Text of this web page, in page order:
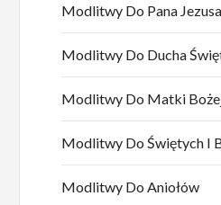
Modlitwy Do Pana Jezusa
Modlitwy Do Ducha
Modlitwy Do Matki
Modlitwy Do Świętych I
Modlitwy Do Aniołów